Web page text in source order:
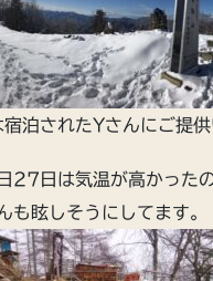
泊されたYさんにご提
27日は気温が高かった
も眩しそうにしてます。